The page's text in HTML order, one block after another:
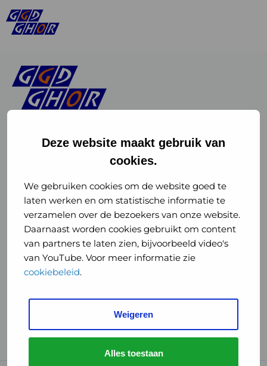
Deze website maakt gebruik van
cookies.
We gebruiken cookies om de website goed te
laten werken en om statistische informatie te
verzamelen over de bezoekers van onze website.
Daarnaast worden cookies gebruikt om content
van partners te laten zien, bijvoorbeeld video's
van YouTube. Voor meer informatie zie
cookiebeleid.
Weigeren
Alles toestaan
of
GGD
GHOR
Nederland
Instagram
of
GGD
GHOR
Nederland
GGD Reizen op social media
GGD Reizen
GGD Reisvaccinaties